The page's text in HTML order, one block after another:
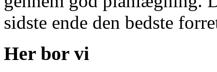
sidste ende den bedste
Her bor vi